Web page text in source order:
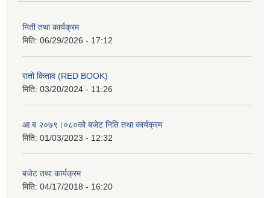
निती तथा कार्यक्रम
मिति: 06/29/2026 - 17:12
रातो किताव (RED BOOK)
मिति: 03/20/2024 - 11:26
आ ब २०७९।०८०को बजेट निति तथा कार्यक्रम
मिति: 01/03/2023 - 12:32
बजेट तथा कार्यक्रम
मिति: 04/17/2018 - 16:20